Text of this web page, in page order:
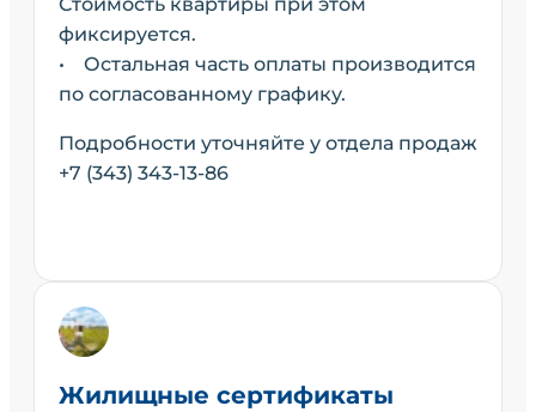
Стоимость квартиры при этом
фиксируется.
• Остальная часть оплаты производится
по согласованному графику.
Подробности уточняйте у отдела продаж
+7 (343) 343-13-86
Жилищные сертификаты